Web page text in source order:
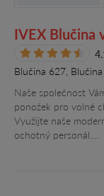
IVEX Blučina
Blučina 627, Blučina
Naše společnost
ponožek pro volné
Využijte naše
ochotný personál.…